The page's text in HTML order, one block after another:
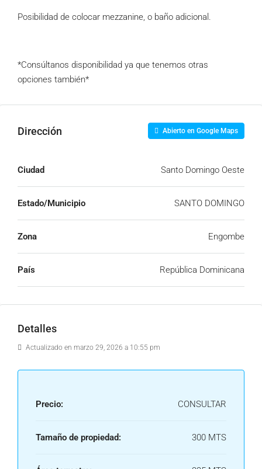
Posibilidad de colocar mezzanine, o baño adicional.
*Consúltanos disponibilidad ya que tenemos otras
opciones también*
Dirección Abierto en Google Maps
Ciudad Santo Domingo Oeste
Estado/Municipio SANTO DOMINGO
Zona Engombe
País República Dominicana
Detalles
Actualizado en marzo 29, 2026 a 10:55 pm
Precio: CONSULTAR
Tamaño de propiedad: 300 MTS